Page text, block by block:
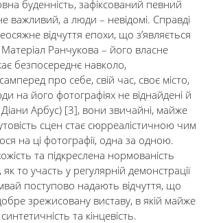
буденність, зафіксований певний
важливий, а люди – невідомі. Справді
відчуття епохи, що з’являється
Ранчукова – його власне
безпосереднє навколо,
про себе, свій час, своє місто,
на його фотографіях не віднайдені й
Арбус) [3], вони звичайні, майже
сцен стає сюрреалістичною чим
на ці фотографії, одна за одною.
та підкреслена нормованість
як то участь у регулярній демонстрації
поступово надають відчуття, що
зрежисовану виставу, в якій майже
та кінцевість.